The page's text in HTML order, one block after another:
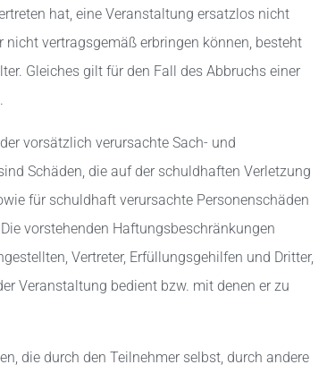
hat, eine Veranstaltung ersatzlos nicht
vertragsgemäß erbringen können, besteht
Gleiches gilt für den Fall des Abbruchs einer
vorsätzlich verursachte Sach- und
Schäden, die auf der schuldhaften Verletzung
für schuldhaft verursachte Personenschäden
vorstehenden Haftungsbeschränkungen
Vertreter, Erfüllungsgehilfen und Dritter,
Veranstaltung bedient bzw. mit denen er zu
die durch den Teilnehmer selbst, durch andere